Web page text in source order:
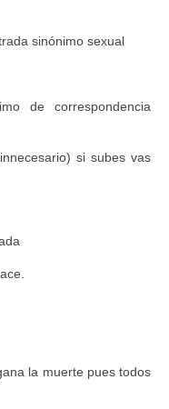
sinónimo sexual
de correspondencia
si subes vas
la muerte pues todos